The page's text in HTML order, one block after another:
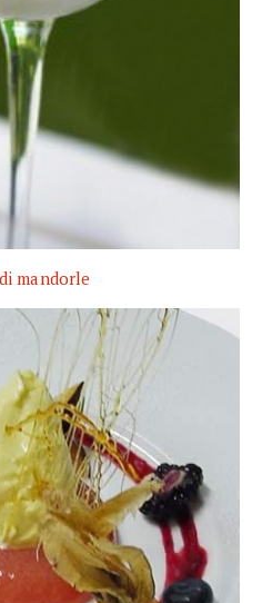
mandorle